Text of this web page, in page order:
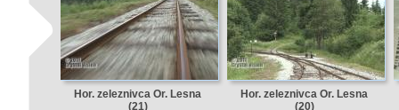
Hor. zeleznivca Or. Lesna
(21)
Hor. zeleznivca Or. Lesna
(20)